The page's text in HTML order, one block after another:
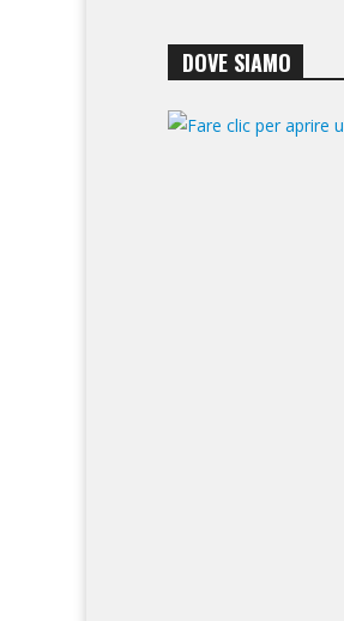
DOVE SIAMO